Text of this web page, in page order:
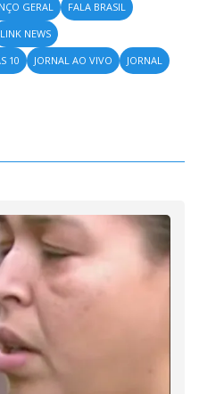
GERAL
FALA BRASIL
LINK NEWS
10 JORNAL AO VIVO
JORNAL